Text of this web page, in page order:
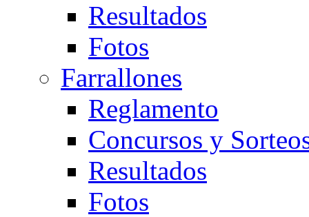
Resultados
Fotos
Farrallones
Reglamento
Concursos y
Resultados
Fotos